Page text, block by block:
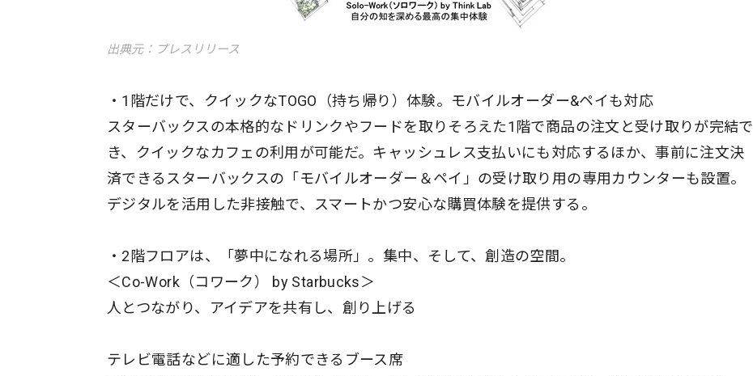
出典元：プレスリリース
・1階だけで、クイックなTOGO（持ち帰り）体験。モバイルオーダー&ペイも対応
スターバックスの本格的なドリンクやフードを取りそろえた1階で商品の注文と受け取りが完結で
き、クイックなカフェの利用が可能だ。キャッシュレス支払いにも対応するほか、事前に注文決
済できるスターバックスの「モバイルオーダー＆ペイ」の受け取り用の専用カウンターも設置。
デジタルを活用した非接触で、スマートかつ安心な購買体験を提供する。
・2階フロアは、「夢中になれる場所」。集中、そして、創造の空間。
＜Co-Work（コワーク） by Starbucks＞
人とつながり、アイデアを共有し、創り上げる
テレビ電話などに適した予約できるブース席